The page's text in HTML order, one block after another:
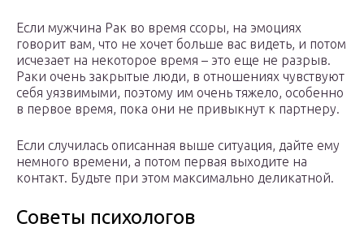
Если мужчина Рак во время ссоры, на эмоциях
говорит вам, что не хочет больше вас видеть, и потом
исчезает на некоторое время – это еще не разрыв.
Раки очень закрытые люди, в отношениях чувствуют
себя уязвимыми, поэтому им очень тяжело, особенно
в первое время, пока они не привыкнут к партнеру.
Если случилась описанная выше ситуация, дайте ему
немного времени, а потом первая выходите на
контакт. Будьте при этом максимально деликатной.
Советы психологов